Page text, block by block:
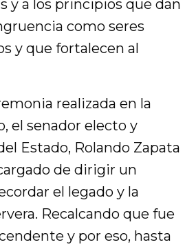
y a los principios que dan
como seres
y que fortalecen al
realizada en la
el senador electo y
Estado, Rolando Zapata
de dirigir un
el legado y la
Recalcando que fue
y por eso, hasta